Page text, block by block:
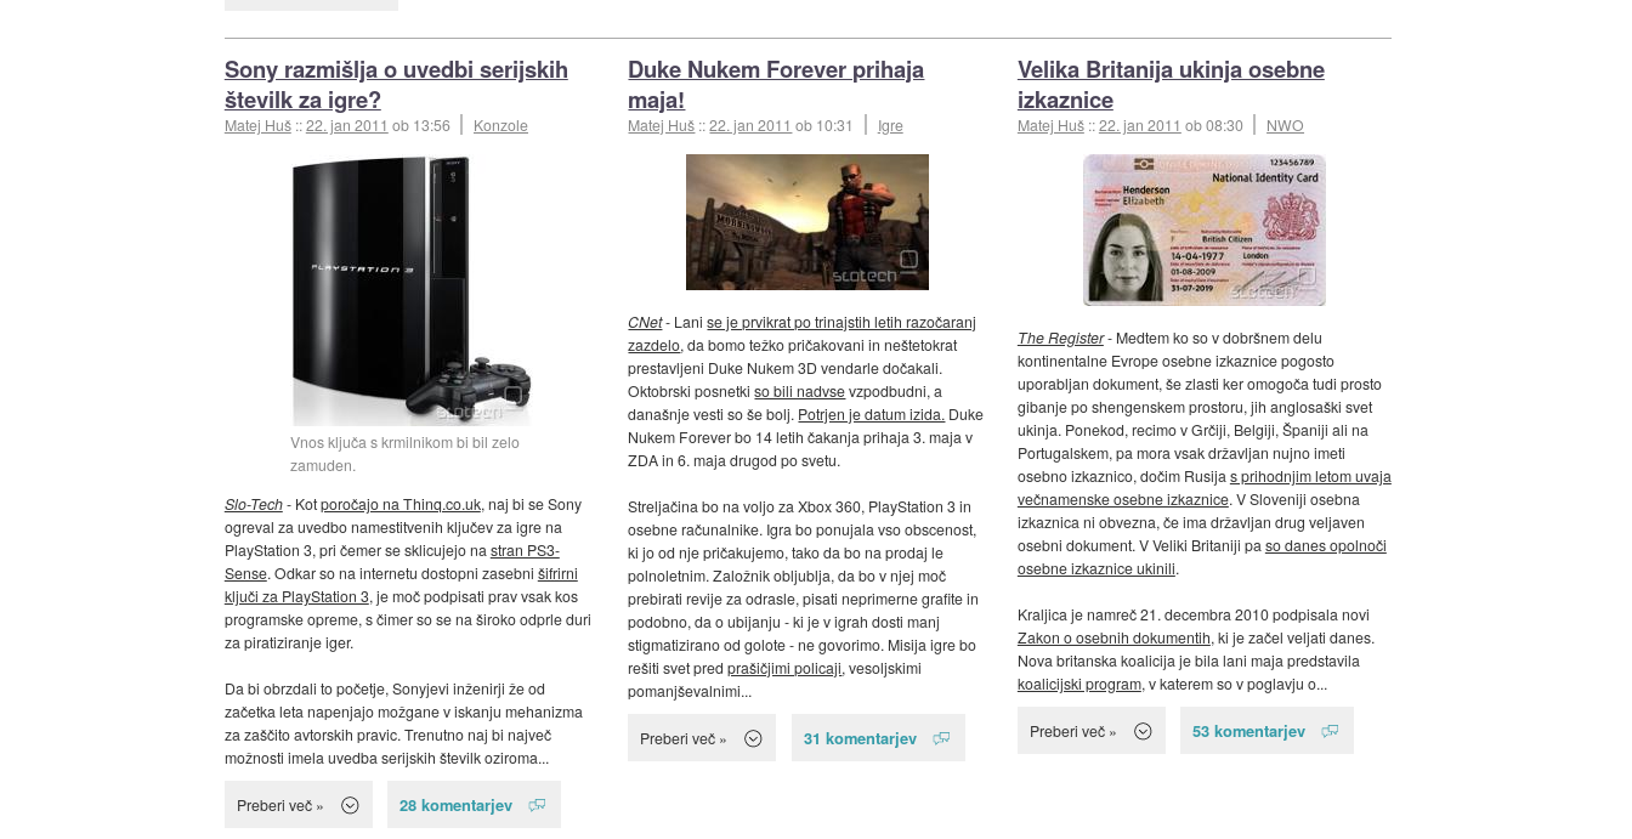
Sony razmišlja o uvedbi serijskih
številk za igre?
Matej Huš ::22. jan 2011 ob 13:56 Konzole
Vnos ključa s krmilnikom bi bil zelo
zamuden.
Slo-Tech- Kotporočajo na Thinq.co.uk, naj bi se Sony
ogreval za uvedbo namestitvenih ključev za igre na
PlayStation 3, pri čemer se sklicujejo na stran PS3-
Sense. Odkar so na internetu dostopni zasebni šifrirni
ključi za PlayStation 3, je moč podpisati prav vsak kos
programske opreme, s čimer so se na široko odprle duri
za piratiziranje iger.
Da bi obrzdali to početje, Sonyjevi inženirji že od
začetka leta napenjajo možgane v iskanju mehanizma
za zaščito avtorskih pravic. Trenutno naj bi največ
možnosti imela uvedba serijskih številk oziroma...
Preberi več » 28 komentarjev
Duke Nukem Forever prihaja
maja!
Matej Huš ::22. jan 2011 ob 10:31 Igre
CNet- Lanise je prvikrat po trinajstih letih razočaranj
zazdelo, da bomo težko pričakovani in neštetokrat
prestavljeni Duke Nukem 3D vendarle dočakali.
Oktobrski posnetkiso bili nadvsevzpodbudni, a
današnje vesti so še bolj. Potrjen je datum izida. Duke
Nukem Forever bo 14 letih čakanja prihaja 3. maja v
ZDA in 6. maja drugod po svetu.
Streljačina bo na voljo za Xbox 360, PlayStation 3 in
osebne računalnike. Igra bo ponujala vso obscenost,
ki jo od nje pričakujemo, tako da bo na prodaj le
polnoletnim. Založnik obljublja, da bo v njej moč
prebirati revije za odrasle, pisati neprimerne grafite in
podobno, da o ubijanju - ki je v igrah dosti manj
stigmatizirano od golote - ne govorimo. Misija igre bo
rešiti svet predprašičjimi policaji, vesoljskimi
pomanjševalnimi...
Preberi več » 31 komentarjev
Velika Britanija ukinja osebne
izkaznice
Matej Huš ::22. jan 2011 ob 08:30 NWO
The Register- Medtem ko so v dobršnem delu
kontinentalne Evrope osebne izkaznice pogosto
uporabljan dokument, še zlasti ker omogoča tudi prosto
gibanje po shengenskem prostoru, jih anglosaški svet
ukinja. Ponekod, recimo v Grčiji, Belgiji, Španiji ali na
Portugalskem, pa mora vsak državljan nujno imeti
osebno izkaznico, dočim Rusija s prihodnjim letom uvaja
večnamenske osebne izkaznice. V Sloveniji osebna
izkaznica ni obvezna, če ima državljan drug veljaven
osebni dokument. V Veliki Britaniji pa so danes opolnoči
osebne izkaznice ukinili.
Kraljica je namreč 21. decembra 2010 podpisala novi
Zakon o osebnih dokumentih, ki je začel veljati danes.
Nova britanska koalicija je bila lani maja predstavila
koalicijski program, v katerem so v poglavju o...
Preberi več » 53 komentarjev